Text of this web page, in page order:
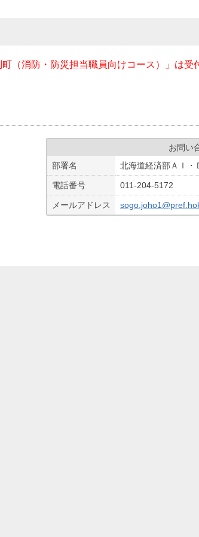
（消防・防災担当職員向けコース）」は受
お問い
部署名
北海道経済部ＡＩ・
電話番号 011-204-5172
メールアドレス